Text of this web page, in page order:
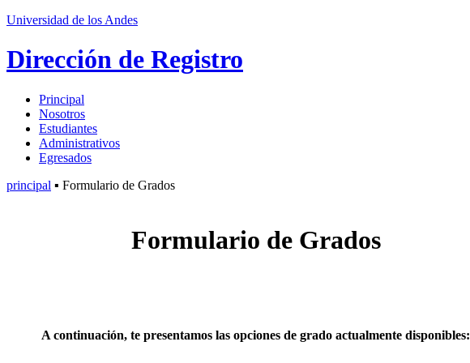
Universidad de los Andes
Dirección de Registro
Principal
Nosotros
Estudiantes
Administrativos
Egresados
principal ▪ Formulario de Grados
Formulario de Grados
A continuación, te presentamos las opciones de grado actualmente disponibles: